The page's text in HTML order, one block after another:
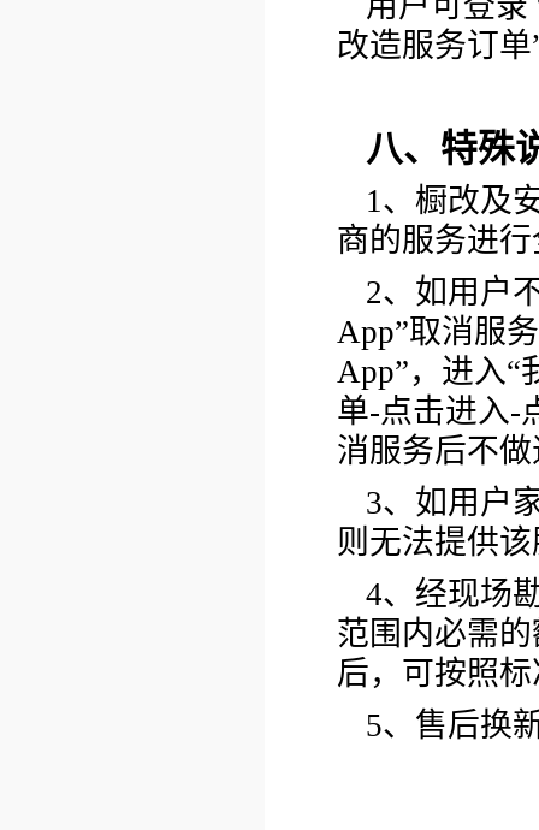
改造服务订
八、特殊
1、橱改及
商的服务进
2、如用户
App”取消服
App”，进入“
单-点击进入-
消服务后不
3、如用户
则无法提供
4、经现场
范围内必需
后，可按照
5、售后换